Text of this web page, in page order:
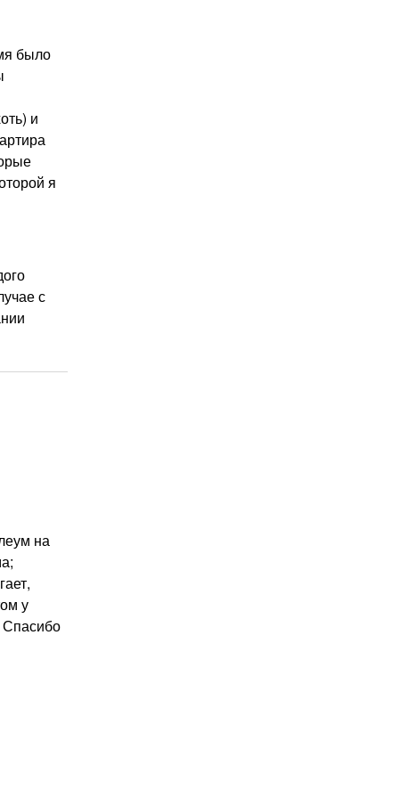
было
и
я
с
на
у
Спасибо